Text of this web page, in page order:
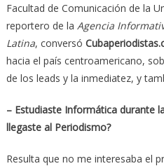
Facultad de Comunicación de la
reportero de la Agencia
Latina, conversó
hacia el país centroamericano,
de los leads y la inmediatez, y
– Estudiaste Informática durante
llegaste al Periodismo?
Resulta que no me interesaba el